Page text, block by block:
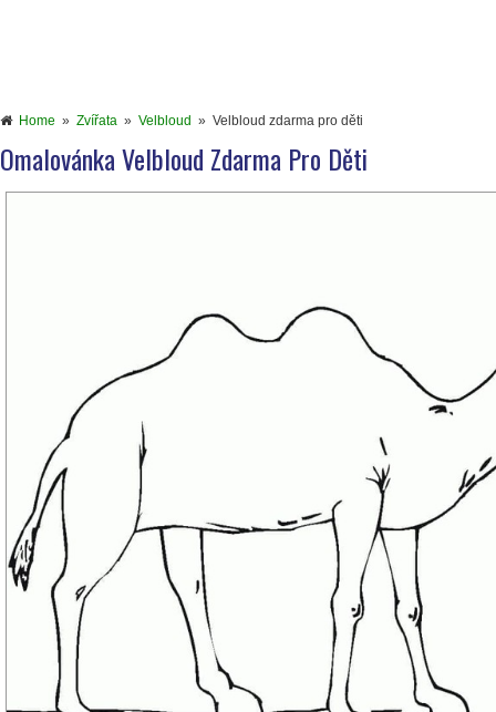
Home » Zvířata » Velbloud » Velbloud zdarma pro děti
Omalovánka Velbloud Zdarma Pro Děti